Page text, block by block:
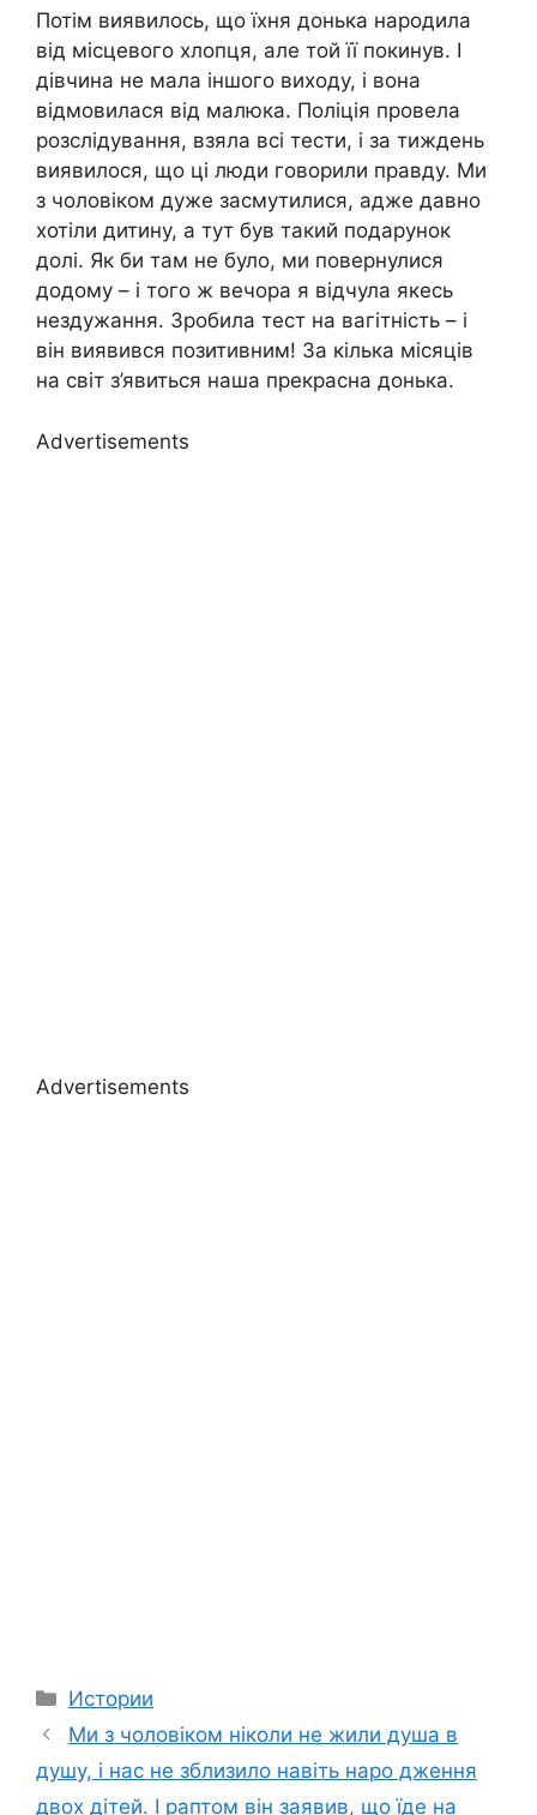
Потім виявилось, що їхня донька народила
від місцевого хлопця, але той її покинув. І
дівчина не мала іншого виходу, і вона
відмовилася від малюка. Поліція провела
розслідування, взяла всі тести, і за тиждень
виявилося, що ці люди говорили правду. Ми
з чоловіком дуже засмутилися, адже давно
хотіли дитину, а тут був такий подарунок
долі. Як би там не було, ми повернулися
додому – і того ж вечора я відчула якесь
нездужання. Зробила тест на вагітність – і
він виявився позитивним! За кілька місяців
на світ з’явиться наша прекрасна донька.
Advertisements
Advertisements
Categories
Истории
Ми з чоловіком ніколи не жили душа в
душу, і нас не зблизило навіть наро дження
двох дітей. І раптом він заявив, що їде на